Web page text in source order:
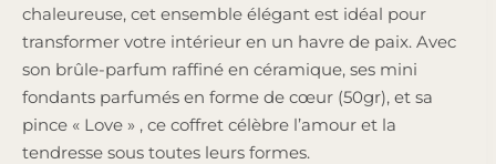
chaleureuse, cet ensemble élégant est idéal pour
transformer votre intérieur en un havre de paix. Avec
son brûle-parfum raffiné en céramique, ses mini
fondants parfumés en forme de cœur (50gr), et sa
pince « Love » , ce coffret célèbre l’amour et la
tendresse sous toutes leurs formes.